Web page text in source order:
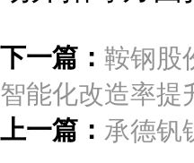
下一篇： 鞍钢股
智能化改造率提
上一篇： 承德钒